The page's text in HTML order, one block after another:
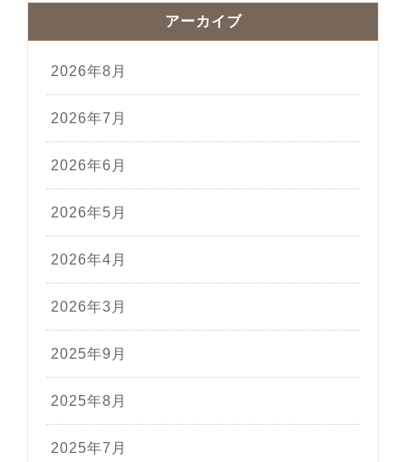
アーカイブ
2026年8月
2026年7月
2026年6月
2026年5月
2026年4月
2026年3月
2025年9月
2025年8月
2025年7月